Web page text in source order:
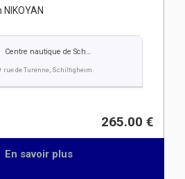
Centre nautique de Schiltigheim
rue de Turenne, Schiltigheim
265.00 €
En savoir plus